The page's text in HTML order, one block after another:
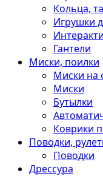
Кольца,
Игрушки
Гантели
Миски, поилки
Миски на
Миски
Бутылки
Коврики
Поводки,
Поводки
Дрессура